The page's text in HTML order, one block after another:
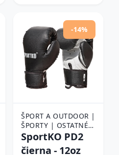
-14%
ŠPORT A OUTDOOR |
ŠPORTY | OSTATNÉ
ŠPORTY | BOJOVÉ
ŠPORTY | BOX |
SportKO PD2
čierna - 12oz